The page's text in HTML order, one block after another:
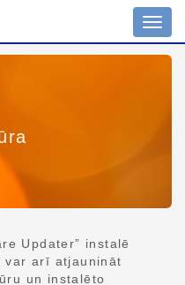
Updater” instalē
var arī atjaunināt
un instalēto